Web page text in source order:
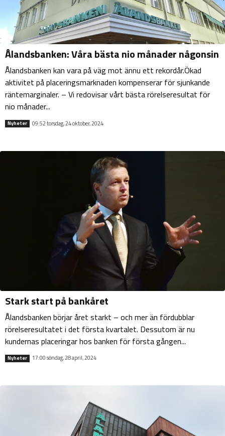
Ålandsbanken: Våra bästa nio månader någonsin
Ålandsbanken kan vara på väg mot ännu ett rekordår.Ökad
aktivitet på placeringsmarknaden kompenserar för sjunkande
räntemarginaler. – Vi redovisar vårt bästa rörelseresultat för
nio månader...
Nyheter 09:52 torsdag, 24 oktober, 2024
Stark start på bankåret
Ålandsbanken börjar året starkt – och mer än fördubblar
rörelseresultatet i det första kvartalet. Dessutom är nu
kundernas placeringar hos banken för första gången...
Nyheter 17:00 söndag, 28 april, 2024